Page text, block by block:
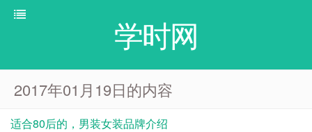
学时网
2017年01月19日的内容
适合80后的，男装女装品牌介绍